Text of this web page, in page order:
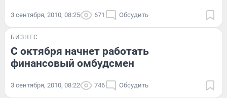
3 сентября, 2010, 08:25 671 Обсудить
БИЗНЕС
С октября начнет работать
финансовый омбудсмен
3 сентября, 2010, 08:22 746 Обсудить